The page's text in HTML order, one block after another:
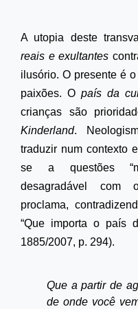
A utopia deste
reais e exultantes
ilusório. O presente é
paixões. O país da
crianças são
Kinderland.
traduzir num contexto
se a questões
desagradável com
proclama,
“Que importa o país
1885/2007, p. 294).
Que a partir de
de onde você